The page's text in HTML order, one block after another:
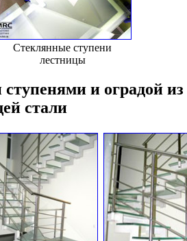
Стеклянные ступени
лестницы
и оградой
стали